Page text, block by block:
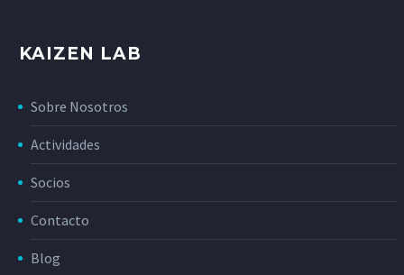
KAIZEN LAB
Sobre Nosotros
Actividades
Socios
Contacto
Blog